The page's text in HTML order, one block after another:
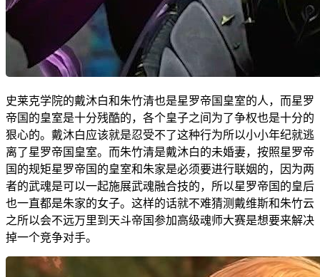
史莱克学院的戴沐白和朱竹清也是星罗帝国皇室的人，而星罗
帝国的皇室是十分残酷的，各个皇子之间为了争权也是十分的
狠心的。戴沐白应该就是忍受不了这种行为所以小小年纪就逃
离了星罗帝国皇室。而朱竹清是戴沐白的未婚妻，按照星罗帝
国的规矩星罗帝国的皇室和朱家是必须要进行联姻的，因为两
者的武魂是可以一起施展武魂融合技的，所以星罗帝国的皇后
也一直都是朱家的女子。这样的话就不难猜测戴维斯和朱竹云
之所以会不远万里到天斗帝国参加高级魂师大赛是想要来解决
掉一个竞争对手。